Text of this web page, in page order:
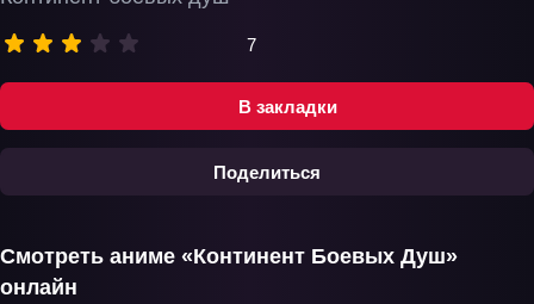
В закладки
Поделиться
7
Смотреть аниме «Континент Боевых Душ»
онлайн